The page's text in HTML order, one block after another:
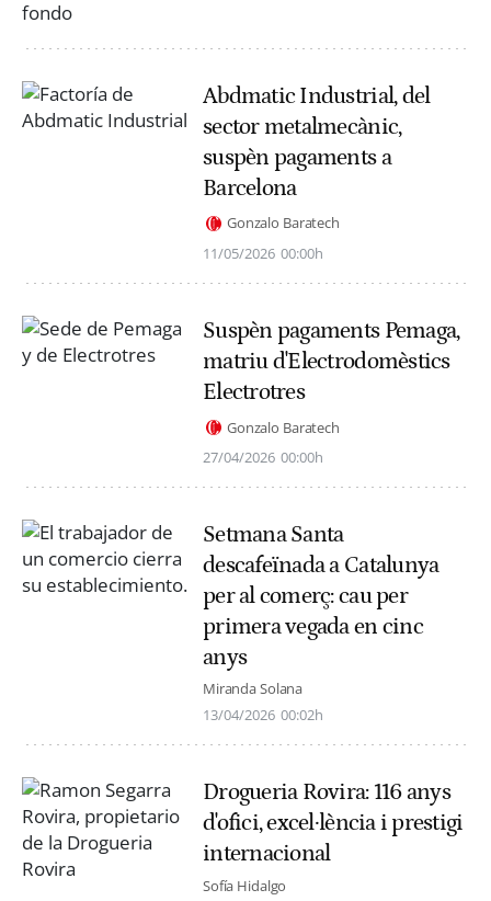
Abdmatic Industrial, del
sector metalmecànic,
suspèn pagaments a
Barcelona
Gonzalo Baratech
11/05/2026 00:00h
Suspèn pagaments Pemaga,
matriu d'Electrodomèstics
Electrotres
Gonzalo Baratech
27/04/2026 00:00h
Setmana Santa
descafeïnada a Catalunya
per al comerç: cau per
primera vegada en cinc
anys
Miranda Solana
13/04/2026 00:02h
Drogueria Rovira: 116 anys
d'ofici, excel·lència i prestigi
internacional
Sofía Hidalgo